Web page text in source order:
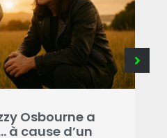
Osbourne a
à cause d’un